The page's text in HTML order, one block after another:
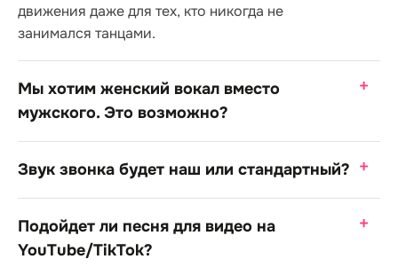
движения даже для тех, кто никогда не
занимался танцами.
Мы хотим женский вокал вместо
мужского. Это возможно?
Звук звонка будет наш или стандартный?
Подойдет ли песня для видео на
YouTube/TikTok?